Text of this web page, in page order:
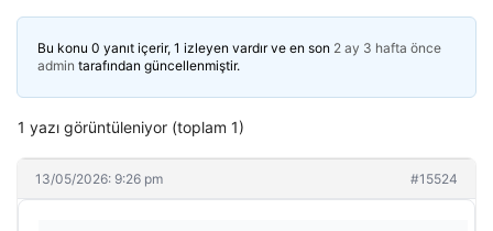
Bu konu 0 yanıt içerir, 1 izleyen vardır ve en son 2 ay 3 hafta önce
admin tarafından güncellenmiştir.
1 yazı görüntüleniyor (toplam 1)
13/05/2026: 9:26 pm #15524